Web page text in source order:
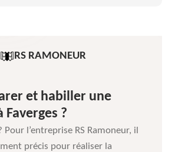
RS RAMONEUR
et habiller une
Faverges ?
l’entreprise RS Ramoneur, il
précis pour réaliser la